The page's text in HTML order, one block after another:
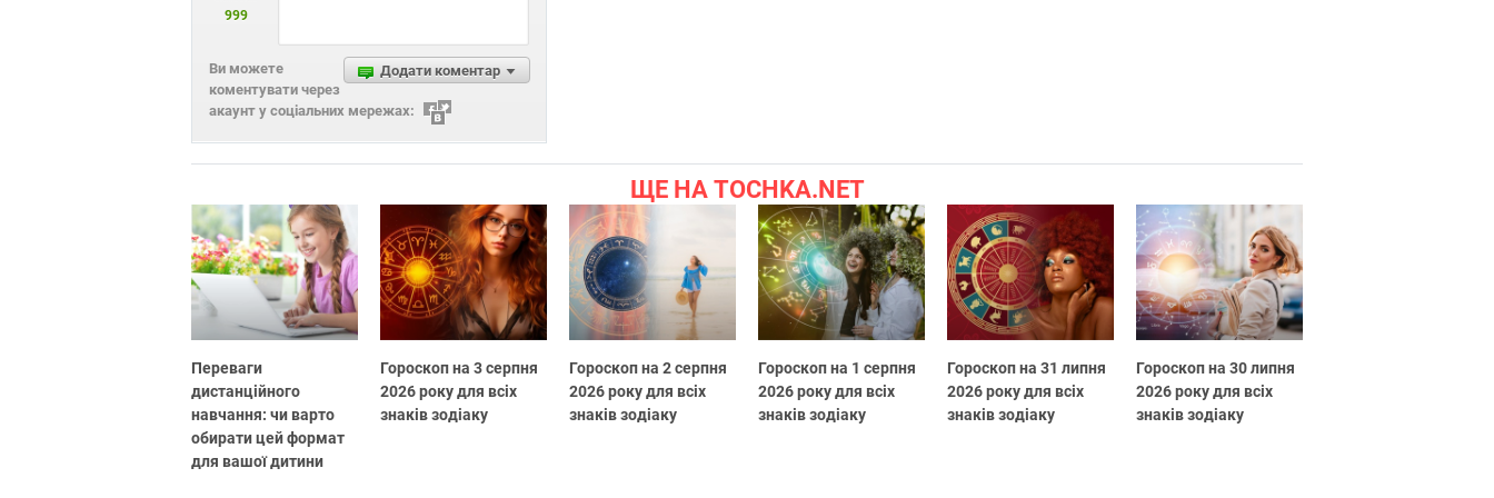
999
Додати коментар
Ви можете
коментувати через
акаунт у соціальних мережах:
ЩЕ НА TOCHKA.NET
Переваги
дистанційного
навчання: чи варто
обирати цей формат
для вашої дитини
Гороскоп на 3 серпня
2026 року для всіх
знаків зодіаку
Гороскоп на 2 серпня
2026 року для всіх
знаків зодіаку
Гороскоп на 1 серпня
2026 року для всіх
знаків зодіаку
Гороскоп на 31 липня
2026 року для всіх
знаків зодіаку
Гороскоп на 30 липня
2026 року для всіх
знаків зодіаку